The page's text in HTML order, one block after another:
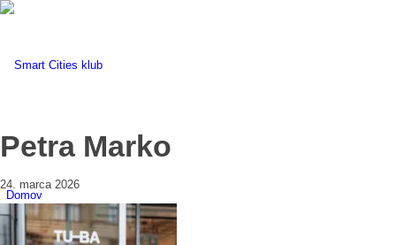
Domov
Petra Marko
24. marca 2026